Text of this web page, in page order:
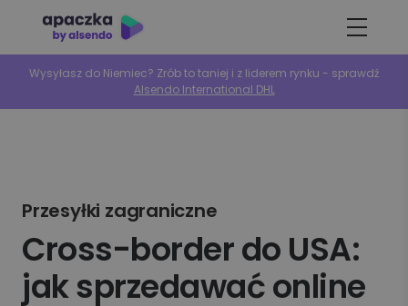
Wysyłasz do Niemiec? Zrób to taniej i z liderem rynku - sprawdź
Alsendo International DHL
Przesyłki zagraniczne
Cross-border do USA:
jak sprzedawać online